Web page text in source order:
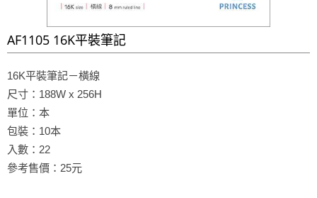
AF1105 16K平裝筆記
16K平裝筆記－橫線
尺寸：188W x 256H
單位：本
包裝：10本
入數：22
參考售價：25元